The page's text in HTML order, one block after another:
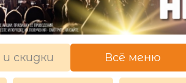
скидки Всё меню